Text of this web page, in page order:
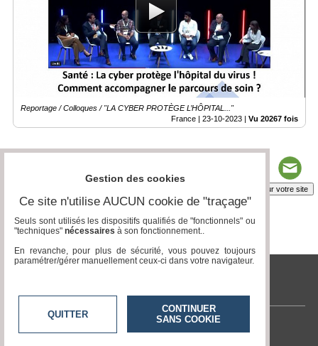
Reportage / Colloques / "LA CYBER PROTÈGE L’HÔPITAL..."
France | 23-10-2023 | Vu 20267 fois
Insérez sur votre site
tvlocale.fr
Contactez-nous
Gestion des cookies
Ce site n'utilise AUCUN cookie de "traçage"
Seuls sont utilisés les dispositifs qualifiés de "fonctionnels" ou
"techniques" nécessaires à son fonctionnement..
En revanche, pour plus de sécurité, vous pouvez toujours
paramétrer/gérer manuellement ceux-ci dans votre navigateur.
QUITTER
CONTINUER
SANS COOKIE